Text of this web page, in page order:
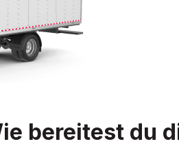
bereitest du